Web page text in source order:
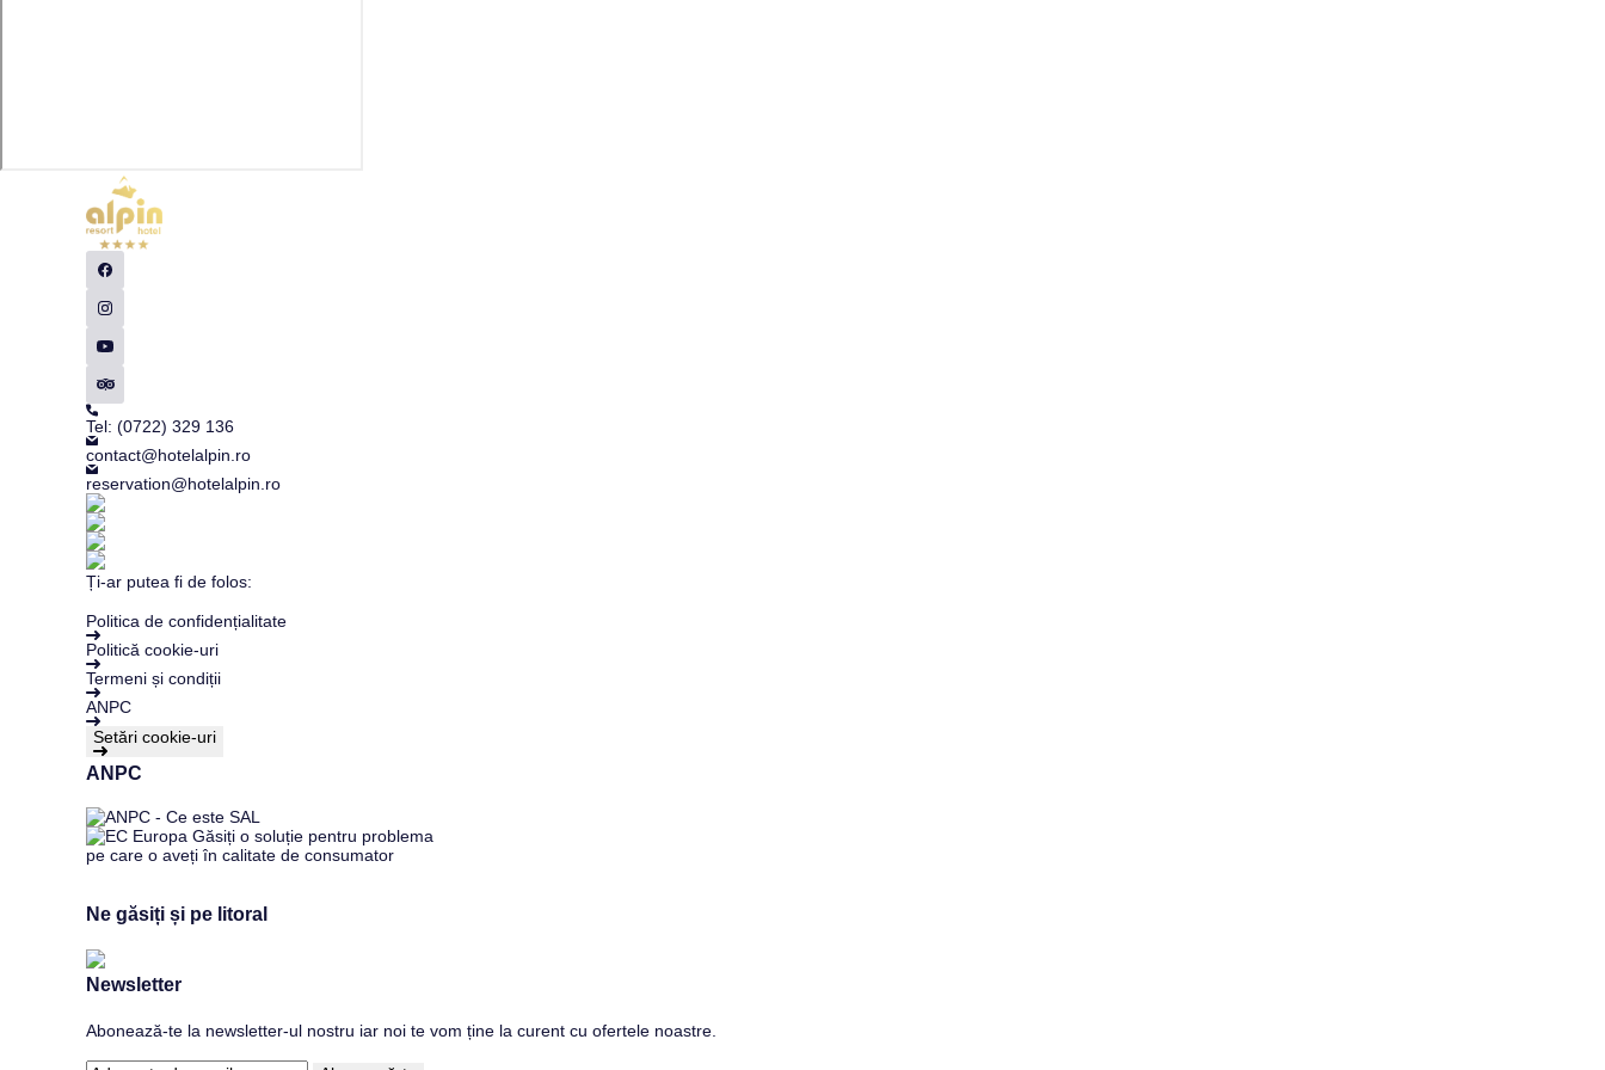
Tel: (0722) 329 136
contact@hotelalpin.ro
reservation@hotelalpin.ro
Ți-ar putea fi de folos:
Politica de confidențialitate
Politică cookie-uri
Termeni și condiții
ANPC
Setări cookie-uri
ANPC
Ne găsiți și pe litoral
Newsletter
Abonează-te la newsletter-ul nostru iar noi te vom ține la curent cu ofertele noastre.